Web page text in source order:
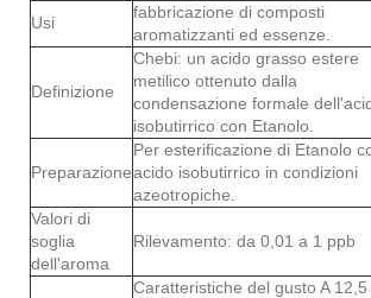
Usi
fabbricazione di composti
aromatizzanti ed essenze.
Definizione
Chebi: un acido grasso estere
metilico ottenuto dalla
condensazione formale
isobutirrico con Etanolo.
Preparazione
Per esterificazione di Etanolo
acido isobutirrico in condizioni
azeotropiche.
Valori di
soglia
dell'aroma
Rilevamento: da 0,01 a 1 ppb
Caratteristiche del gusto A 12,5